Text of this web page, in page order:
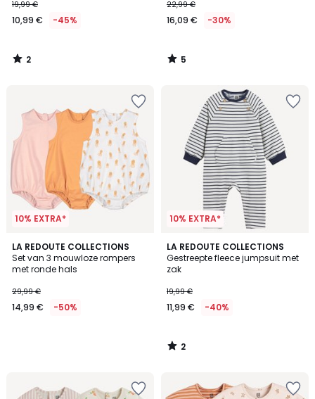
19,99 €
10,99 € -45%
2
/
22,99 €
16,09 € -30%
5
/
10% EXTRA*
LA REDOUTE COLLECTIONS
Set van 3 mouwloze rompers
met ronde hals
29,99 €
14,99 € -50%
10% EXTRA*
LA REDOUTE COLLECTIONS
Gestreepte fleece jumpsuit met
zak
19,99 €
11,99 € -40%
2
/
5
2
/